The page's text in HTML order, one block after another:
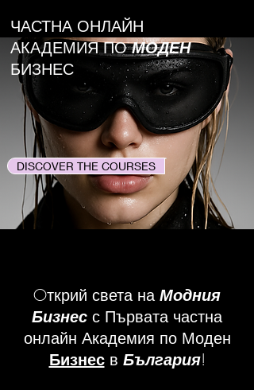
ЧАСТНА ОНЛАЙН
АКАДЕМИЯ ПОМОДЕН
БИЗНЕС
DISCOVER THE COURSES
Oткрий света наМодния
Бизнес с Първата частна
онлайн Академия по Моден
Бизнесв България!